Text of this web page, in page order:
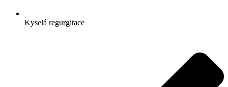
Kyselá regurgitace